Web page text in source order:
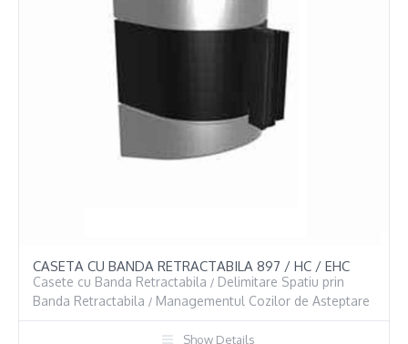
CASETA CU BANDA RETRACTABILA 897 / HC / EHC
Casete cu Banda Retractabila / Delimitare Spatiu prin
Banda Retractabila / Managementul Cozilor de Asteptare
Show Details